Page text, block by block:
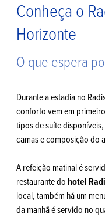
Conheça o
Horizonte
O que espera
Durante a estadia no
conforto vem em
tipos de suíte
camas e composição do
A refeição matinal é
restaurante do hotel
local, também há um
da manhã é servido no